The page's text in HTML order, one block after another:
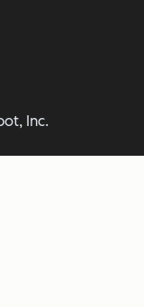
Inc.